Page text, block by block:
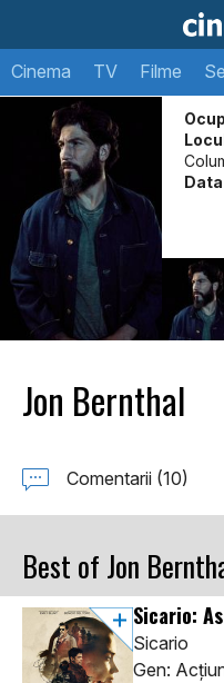
Cinema TV Filme
Jon Bernthal
Comentarii (10)
Best of Jon
Sicario:
Sicario
Gen: